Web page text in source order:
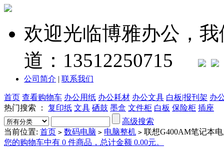
欢迎光临博雅办公，
道：13512250715
公司简介 | 联系我们
首页 查看购物车 办公用纸 办公耗材 办公文具 白板|报刊架 办
热门搜索 ： 复印纸 文具 硒鼓 墨盒 文件柜 白板 保险柜 插座
高级搜索
当前位置: 首页 > 数码电脑 > 电脑整机 > 联想G400AM笔记本
您的购物车中有 0 件商品，总计金额 0.00元。